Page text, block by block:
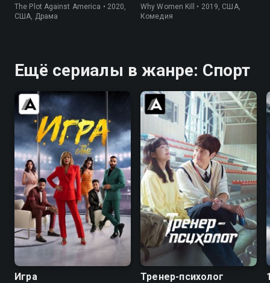
The Plot Against America • 2020,
США, Драма
Why Women Kill • 2019, США,
Комедия
Ещё сериалы в жанре: Спорт
6.5
Игра
7.7 7.6
Тренер-психолог